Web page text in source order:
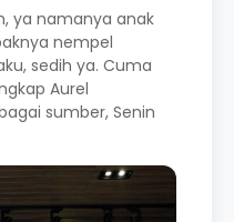
ya namanya anak
nempel
sedih ya. Cuma
Aurel
sumber, Senin